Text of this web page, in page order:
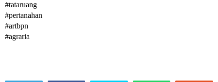
#tataruang
#pertanahan
#artbpn
#agraria